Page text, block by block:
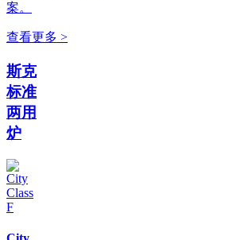
案。
查看更多 >
斯克
标准
两用
炉